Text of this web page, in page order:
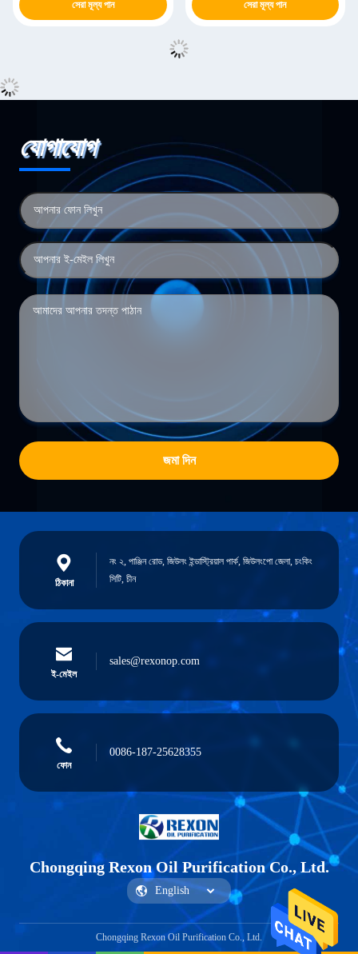
সেরা মূল্য পান সেরা মূল্য পান
যোগাযোগ
জমা দিন
ঠিকানা
নং ২, পাঞ্জিন রোড, জিউলং ইন্ডাস্ট্রিয়াল পার্ক, জিউলংপো জেলা, চংকিং
সিটি, চীন
ই-মেইল
sales@rexonop.com
ফোন
0086-187-25628355
Chongqing Rexon Oil Purification Co., Ltd.
Chongqing Rexon Oil Purification Co., Ltd.